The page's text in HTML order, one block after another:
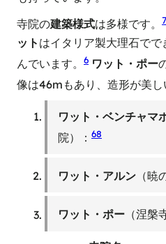
寺院の建築様式は多様です。 7
ット はイタリア製大理石で
んでいます。
6 ワット・ポー
像は46mもあり、造形が美し
ワット・ベンチャマ
院）： 68
ワット・アルン （暁
ワット・ポー （涅槃